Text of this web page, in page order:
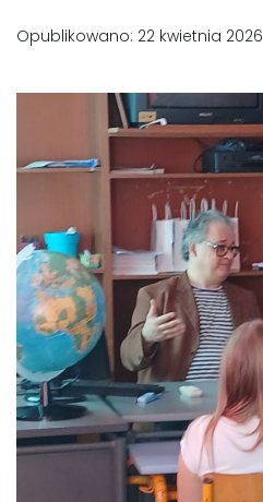
Opublikowano: 22 kwietnia 2026